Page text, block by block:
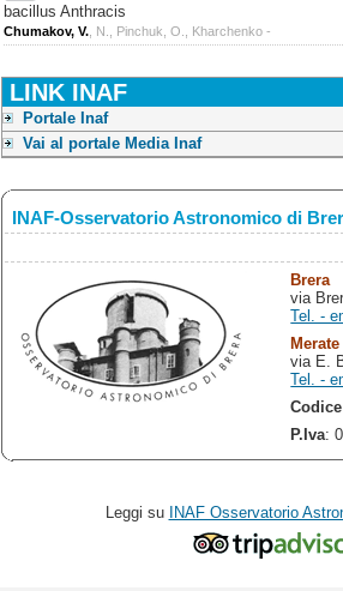
bacillus Anthracis
Chumakov, V. , N., Pinchuk, O., Kharchenko -
LINK INAF
Portale Inaf
Vai al portale Media Inaf
INAF-Osservatorio Astronomico di
Brera
via
Tel. -
Merate
via E.
Tel. -
P.Iva:
Leggi su INAF Osservatorio